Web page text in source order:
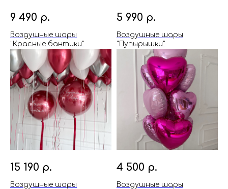
9 490 р.
Воздушные шары
"Красные бантики"
5 990 р.
Воздушные шары
"Пупырышки"
15 190 р.
Воздушные шары
4 500 р.
Воздушные шары